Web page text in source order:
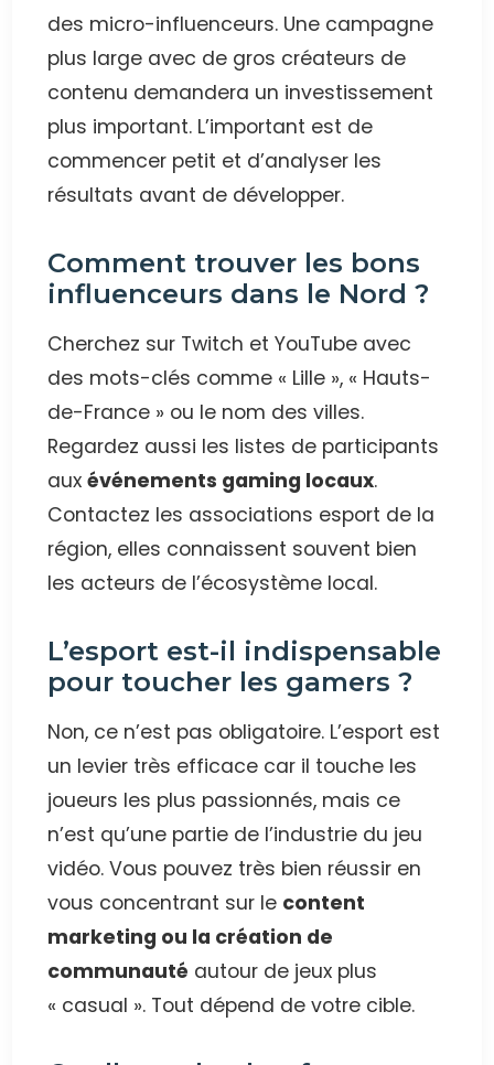
des micro-influenceurs. Une campagne
plus large avec de gros créateurs de
contenu demandera un investissement
plus important. L’important est de
commencer petit et d’analyser les
résultats avant de développer.
Comment trouver les bons
influenceurs dans le Nord ?
Cherchez sur Twitch et YouTube avec
des mots-clés comme « Lille », « Hauts-
de-France » ou le nom des villes.
Regardez aussi les listes de participants
auxévénements gaming locaux.
Contactez les associations esport de la
région, elles connaissent souvent bien
les acteurs de l’écosystème local.
L’esport est-il indispensable
pour toucher les gamers ?
Non, ce n’est pas obligatoire. L’esport est
un levier très efficace car il touche les
joueurs les plus passionnés, mais ce
n’est qu’une partie de l’industrie du jeu
vidéo. Vous pouvez très bien réussir en
vous concentrant sur le content
marketing ou la création de
communauté autour de jeux plus
« casual ». Tout dépend de votre cible.